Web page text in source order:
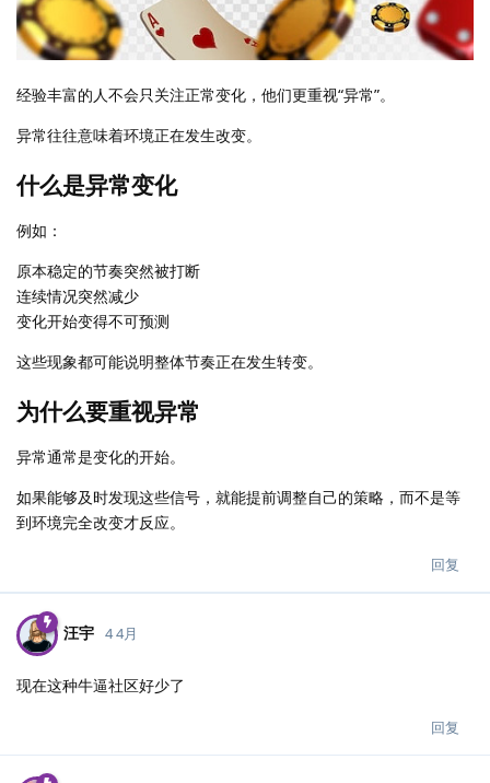
经验丰富的人不会只关注正常变化，他们更重视“异常”。
异常往往意味着环境正在发生改变。
什么是异常变化
例如：
原本稳定的节奏突然被打断
连续情况突然减少
变化开始变得不可预测
这些现象都可能说明整体节奏正在发生转变。
为什么要重视异常
异常通常是变化的开始。
如果能够及时发现这些信号，就能提前调整自己的策略，而不是等
到环境完全改变才反应。
回复
汪宇 4 4月
现在这种牛逼社区好少了
回复